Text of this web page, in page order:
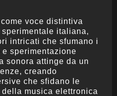
voce distintiva
italiana,
intricati che sfumano i
sperimentazione
sonora attinge da un
creando
che sfidano le
musica elettronica